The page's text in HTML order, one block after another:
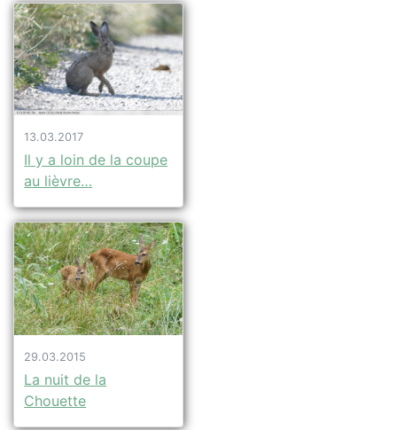
13.03.2017
Il y a loin de la coupe
au lièvre…
29.03.2015
La nuit de la
Chouette